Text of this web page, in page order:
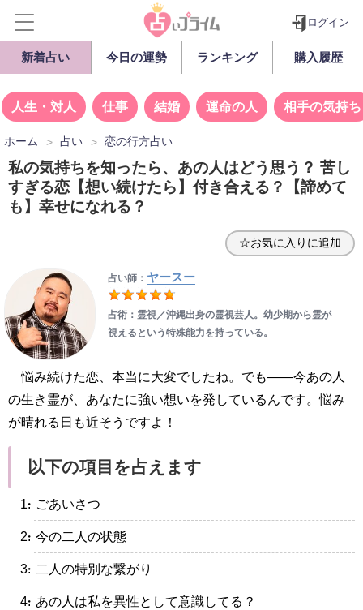
ログイン
新着占い 今日の運勢 ランキング 購入履歴
人生・対人 仕事 結婚 運命の人 相手の気持ち
ホーム 占い 恋の行方占い
私の気持ちを知ったら、あの人はどう思う？ 苦し
すぎる恋【想い続けたら】付き合える？【諦めて
も】幸せになれる？
☆お気に入りに追加
占い師： ヤースー
占術：霊視／沖縄出身の霊視芸人。幼少期から霊が
視えるという特殊能力を持っている。
悩み続けた恋、本当に大変でしたね。でも――今あの人
の生き霊が、あなたに強い想いを発しているんです。悩み
が晴れる日も近そうですよ！
以下の項目を占えます
・ごあいさつ
・今の二人の状態
・二人の特別な繋がり
・あの人は私を異性として意識してる？